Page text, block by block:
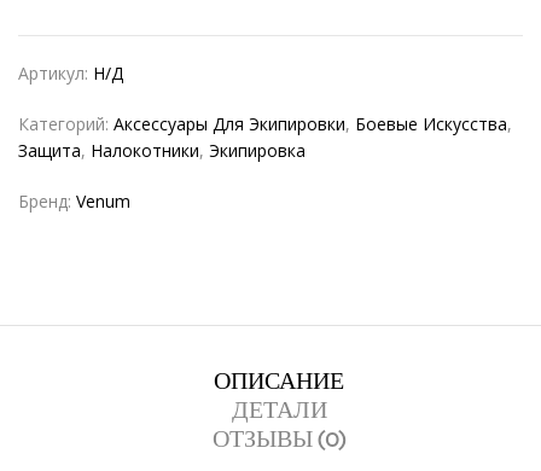
Артикул: Н/Д
Категорий: Аксессуары Для Экипировки, Боевые Искусства,
Защита, Налокотники, Экипировка
Бренд: Venum
ОПИСАНИЕ
ДЕТАЛИ
ОТЗЫВЫ (0)